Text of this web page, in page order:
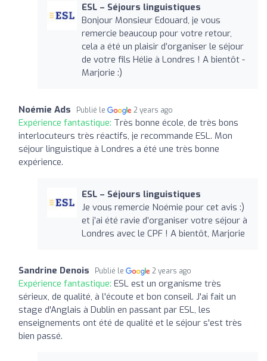
ESL – Séjours linguistiques
Bonjour Monsieur Edouard, je vous
remercie beaucoup pour votre retour,
cela a été un plaisir d’organiser le séjour
de votre fils Hélie à Londres ! A bientôt -
Marjorie :)
Noémie Ads Publié le 2 years ago
Expérience fantastique: Très bonne école, de très bons
interlocuteurs très réactifs, je recommande ESL. Mon
séjour linguistique à Londres a été une très bonne
expérience.
ESL – Séjours linguistiques
Je vous remercie Noémie pour cet avis :)
et j’ai été ravie d’organiser votre séjour à
Londres avec le CPF ! A bientôt, Marjorie
Sandrine Denois Publié le 2 years ago
Expérience fantastique: ESL est un organisme très
sérieux, de qualité, à l'écoute et bon conseil. J'ai fait un
stage d'Anglais à Dublin en passant par ESL, les
enseignements ont été de qualité et le séjour s'est très
bien passé.